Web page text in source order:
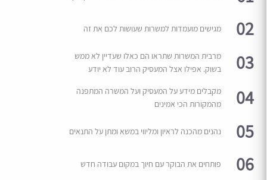
02 מגישים מועמדות למשרות שעושות לכם את זה
03
מרבית המשרות שתראו הם כאלו שעדיין לא ממש
בשוק. אפילו אצל המעסיק הרוב עוד לא יודע
04
מקבלים מידע על המעסיק ועל המשרה המתפנה
מהמקורות הכי אמינים
05 נהנים מהכנה לראיון ומליווי במשא ומתן על התנאים
06 פותחים את הבוקר עם חיוך במקום עבודה חדש